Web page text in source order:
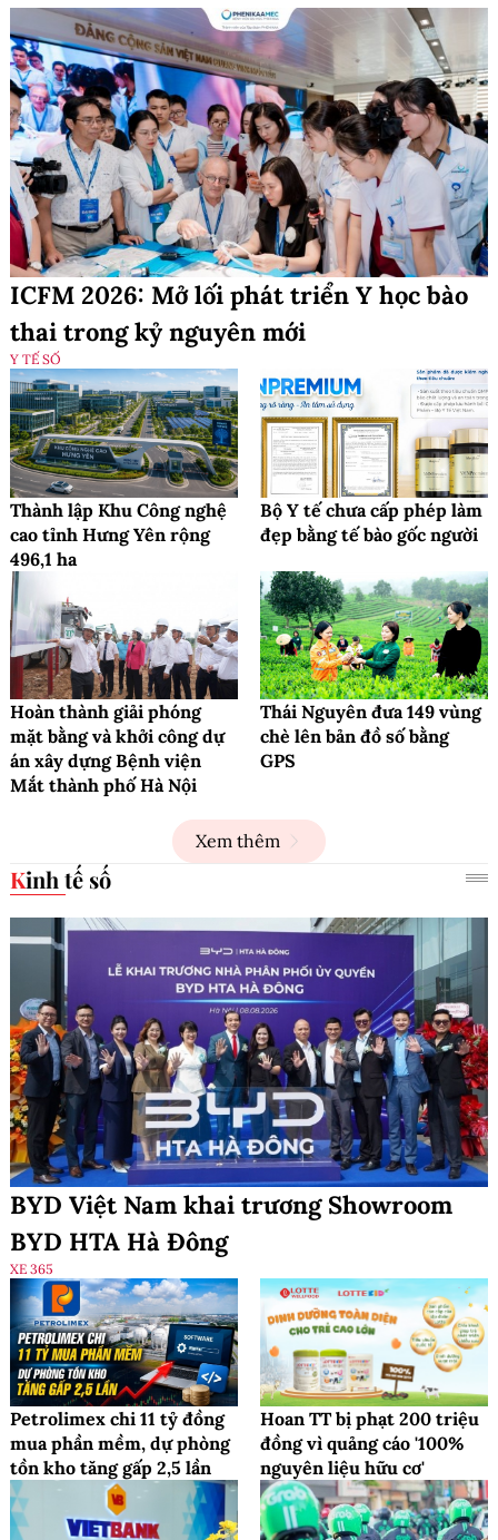
ICFM 2026: Mở lối phát triển Y học bào
thai trong kỷ nguyên mới
Y TẾ SỐ
Thành lập Khu Công nghệ
cao tỉnh Hưng Yên rộng
496,1 ha
Bộ Y tế chưa cấp phép làm
đẹp bằng tế bào gốc người
Hoàn thành giải phóng
mặt bằng và khởi công dự
án xây dựng Bệnh viện
Mắt thành phố Hà Nội
Thái Nguyên đưa 149 vùng
chè lên bản đồ số bằng
GPS
Xem thêm
Kinh tế số
BYD Việt Nam khai trương Showroom
BYD HTA Hà Đông
XE 365
Petrolimex chi 11 tỷ đồng
mua phần mềm, dự phòng
tồn kho tăng gấp 2,5 lần
Hoan TT bị phạt 200 triệu
đồng vì quảng cáo '100%
nguyên liệu hữu cơ'